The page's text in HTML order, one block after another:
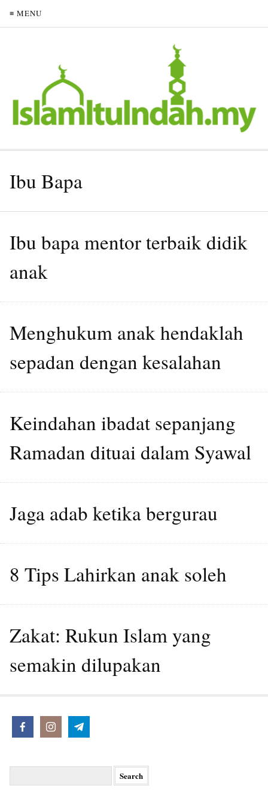
≡ MENU
Ibu Bapa
Ibu bapa mentor terbaik didik
anak
Menghukum anak hendaklah
sepadan dengan kesalahan
Keindahan ibadat sepanjang
Ramadan dituai dalam Syawal
Jaga adab ketika bergurau
8 Tips Lahirkan anak soleh
Zakat: Rukun Islam yang
semakin dilupakan